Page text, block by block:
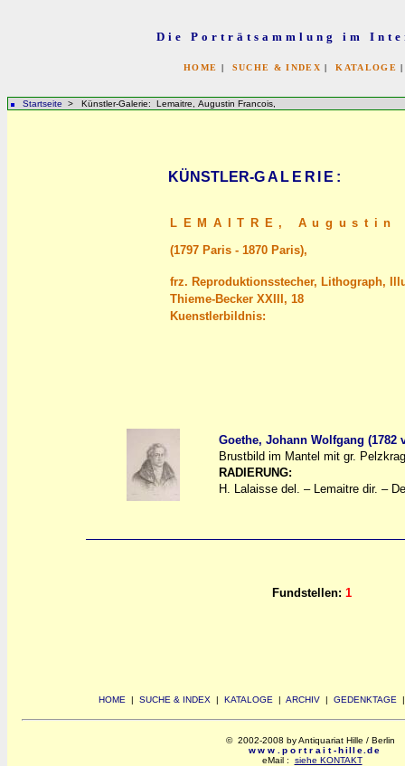
Die Porträtsammlung im
HOME | SUCHE & INDEX |KATALOGE
Startseite > Künstler-Galerie: Lemaitre, Augustin Francois,
KÜNSTLER-GALERIE :
LEMAITRE,
Augustin
(1797 Paris - 1870 Paris),
frz. Reproduktionsstecher, Lithograph,
Thieme-Becker XXIII, 18
Kuenstlerbildnis:
Goethe, Johann Wolfgang (1782
Brustbild im Mantel mit gr.
RADIERUNG:
H. Lalaisse del. – Lemaitre dir. –
Fundstellen: 1
HOME | SUCHE & INDEX | KATALOGE | ARCHIV | GEDENKTAGE
© 2002-2008 by Antiquariat Hille / Berlin
www.portrait-hille.de
eMail : siehe KONTAKT